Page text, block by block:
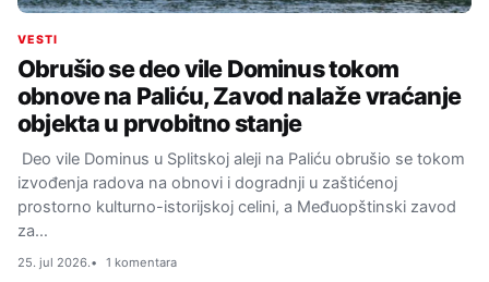
VESTI
Obrušio se deo vile Dominus tokom
obnove na Paliću, Zavod nalaže vraćanje
objekta u prvobitno stanje
Deo vile Dominus u Splitskoj aleji na Paliću obrušio se tokom
izvođenja radova na obnovi i dogradnji u zaštićenoj
prostorno kulturno-istorijskoj celini, a Međuopštinski zavod
za…
25. jul 2026. 1 komentara